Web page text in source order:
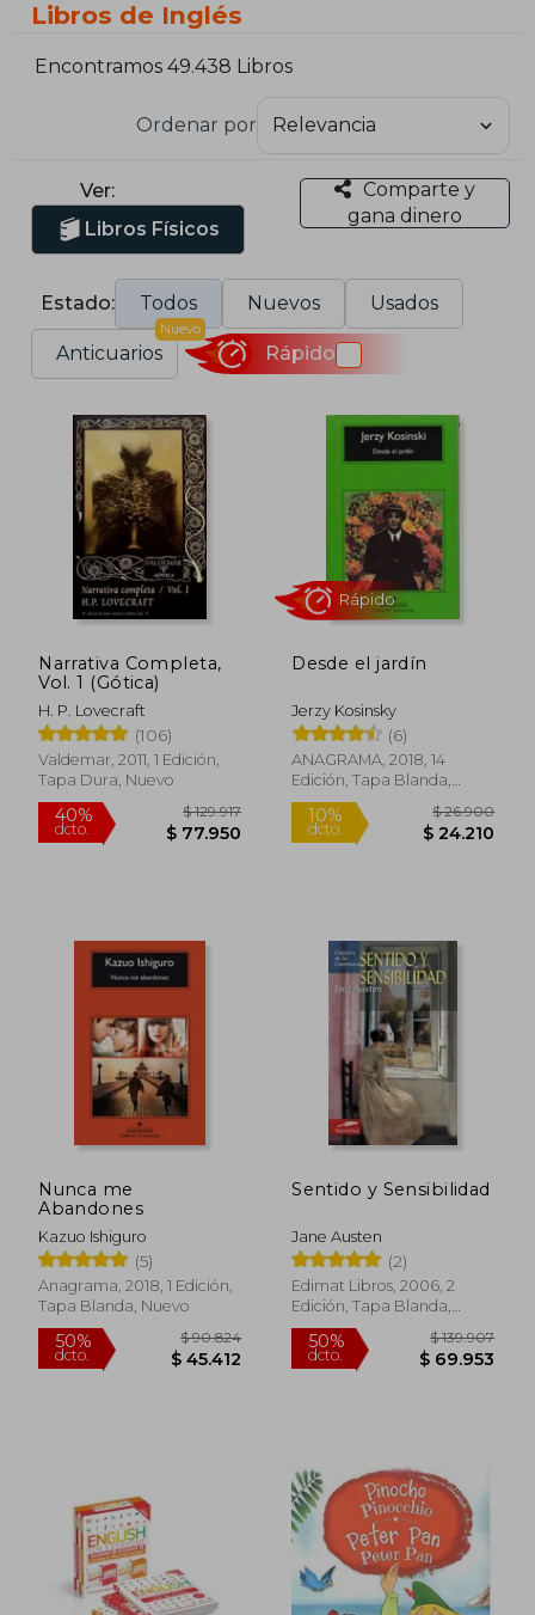
Libros de Inglés
Encontramos 49.438 Libros
Ordenar por
Ver:
Libros Físicos
Comparte y
gana dinero
Estado: Todos Nuevos Usados
Anticuarios
Nuevo
Rápido
Narrativa Completa,
Vol. 1 (Gótica)
H. P. Lovecraft
(106)
Valdemar, 2011, 1 Edición,
Tapa Dura, Nuevo
$ 77.950
Desde el jardín
Jerzy Kosinsky
(6)
ANAGRAMA, 2018, 14
Edición, Tapa Blanda,
Nuevo
10%
dcto.
Rápido
Nunca me
Abandones
Kazuo Ishiguro
(5)
Anagrama, 2018, 1 Edición,
Tapa Blanda, Nuevo
50%
dcto.
Sentido y Sensibilidad
Jane Austen
(2)
Edimat Libros, 2006, 2
Edición, Tapa Blanda,
Usado
50%
dcto.